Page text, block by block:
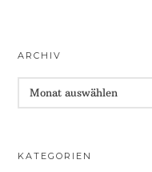
ARCHIV
KATEGORIEN